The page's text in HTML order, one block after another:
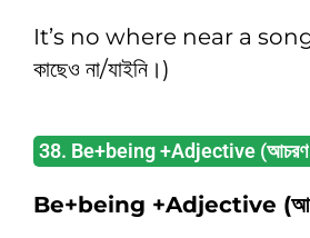
It’s no where near a song.
কাছেও না/যাইনি।)
38. Be+being +Adjective (আচরণ
Be+being +Adjective